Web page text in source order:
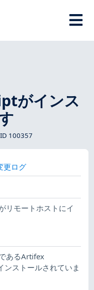
がインス
100357
更ログ
リモートホストにイ
あるArtifex
ストールされていま